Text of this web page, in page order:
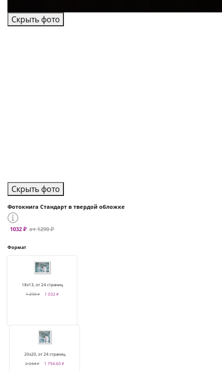
Скрыть фото
Скрыть фото
Фотокнига Стандарт в твердой обложке
1032 ₽ от 1290 ₽
Формат
18х13, от 24 страниц
1 290 ₽
1 032 ₽
20х20, от 24 страниц
2 244 ₽
1 794.60 ₽